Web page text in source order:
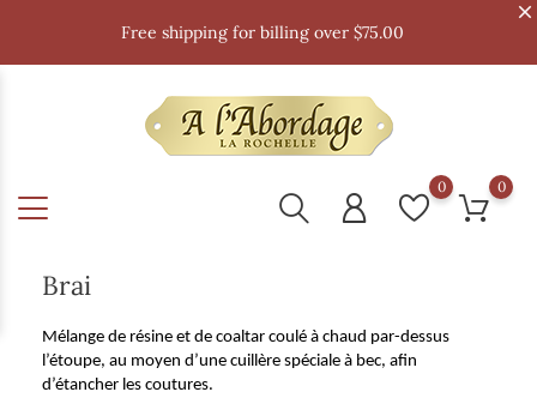
Free shipping for billing over $75.00
0 0
Brai
Mélange de résine et de coaltar coulé à chaud par-dessus
l’étoupe, au moyen d’une cuillère spéciale à bec, afin
d’étancher les coutures.